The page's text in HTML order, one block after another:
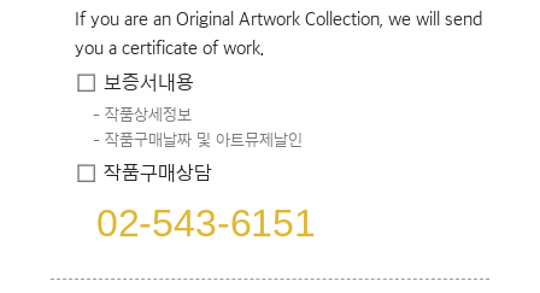
If you are an Original Artwork Collection, we will send
you a certificate of work.
보증서내용
작품상세정보
작품구매날짜 및 아트뮤제날인
작품구매상담
02-543-6151